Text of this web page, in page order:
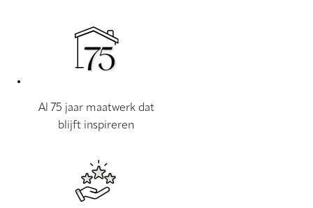
Al 75 jaar maatwerk dat
blijft inspireren